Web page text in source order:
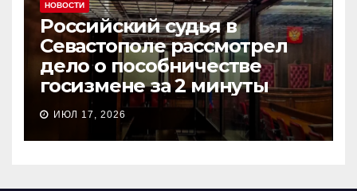
НОВОСТИ
Российский судья в
Севастополе рассмотрел
дело о пособничестве
госизмене за 2 минуты
ИЮЛ 17, 2026